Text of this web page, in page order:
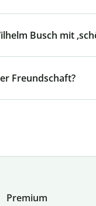
Busch mit
Freundschaft?
Premium